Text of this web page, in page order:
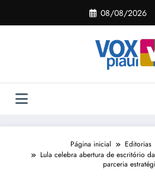
o
08/08/2026
Página inicial Editorias
Lula celebra abertura de escritório
parceria